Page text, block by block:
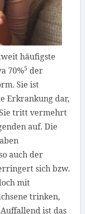
häufigste
70%5 der
Sie ist
Erkrankung dar,
tritt vermehrt
auf. Die
auch der
sich bzw.
mit
trinken,
ist das